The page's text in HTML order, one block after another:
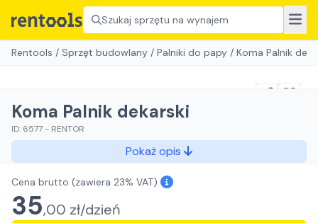
Szukaj sprzętu na wynajem
Rentools / Sprzęt budowlany / Palniki do papy / Koma Palnik
Koma Palnik dekarski
ID: 6577 - RENTOR
Pokaż opis
Cena brutto (zawiera 23% VAT)
35,00 zł/dzień